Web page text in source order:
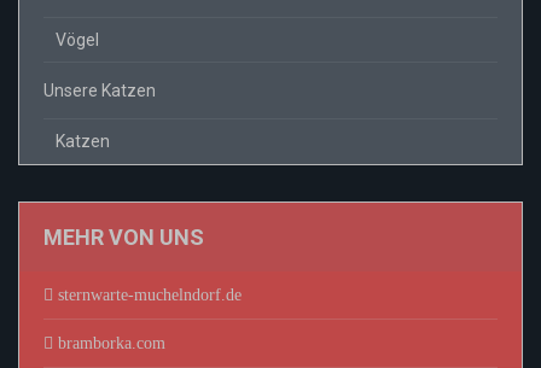
Vögel
Unsere Katzen
Katzen
MEHR VON UNS
sternwarte-muchelndorf.de
bramborka.com